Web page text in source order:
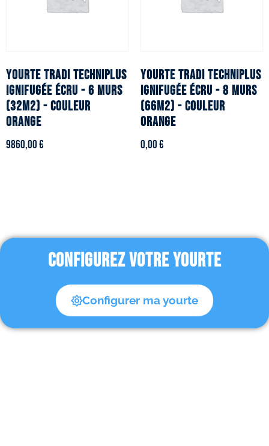
YOURTE TRADI TECHNIPLUS
ignifugée écru - 6 murs
(32m2) - Couleur
orange
9860,00€
YOURTE TRADI TECHNIPLUS
ignifugée écru - 8 murs
(66m2) - Couleur
orange
0,00€
CONFIGUREZ VOTRE YOURTE
Configurer ma yourte